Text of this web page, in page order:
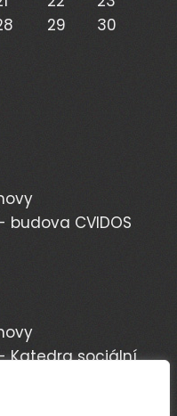
29
30
CVIDOS
Katedra sociální